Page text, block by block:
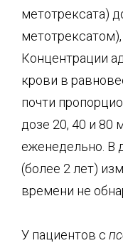
метотрексата)
Концентрации
крови в
почти
дозе 20, 40 и 80
еженедельно. В
(более 2 лет)
времени не
У пациентов с